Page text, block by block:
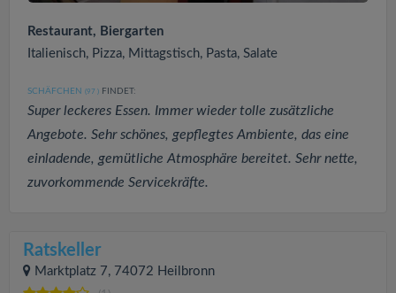
Restaurant, Biergarten
Italienisch, Pizza, Mittagstisch, Pasta, Salate
SCHÄFCHEN (97 ) FINDET:
Super leckeres Essen. Immer wieder tolle zusätzliche
Angebote. Sehr schönes, gepflegtes Ambiente, das eine
einladende, gemütliche Atmosphäre bereitet. Sehr nette,
zuvorkommende Servicekräfte.
Ratskeller
Marktplatz 7, 74072 Heilbronn